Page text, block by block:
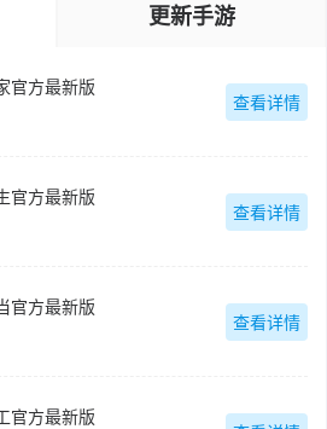
更新手游
官方最新版
查看详情
官方最新版
查看详情
官方最新版
查看详情
官方最新版